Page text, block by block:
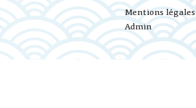
Mentions légales
Admin